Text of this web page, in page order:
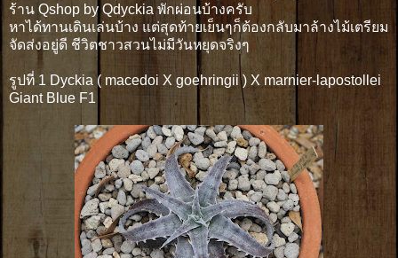
ร้าน Qshop by Qdyckia พักผ่อนบ้างครับ
หาได้ทานเดินเล่นบ้าง แต่สุดท้ายเย็นๆก็ต้องกลับมาล้างไม้เตรียม
จัดส่งอยู่ดี ชีวิตชาวสวนไม่มีวันหยุดจริงๆ
รูปที่ 1 Dyckia ( macedoi X goehringii ) X marnier-lapostollei
Giant Blue F1